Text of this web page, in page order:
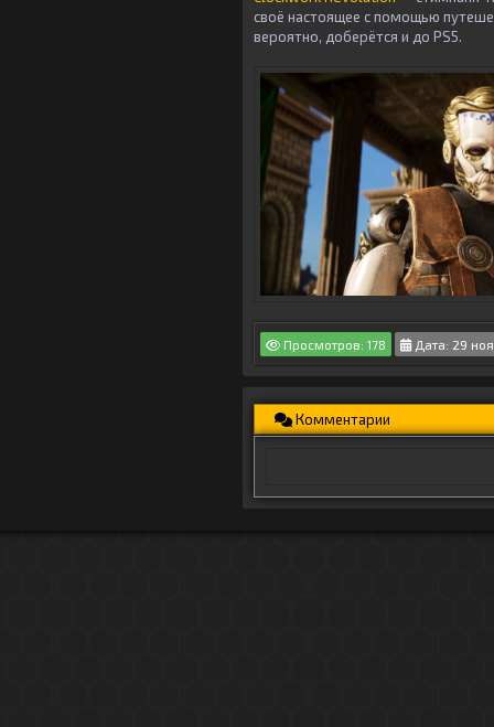
своё настоящее с помощью
вероятно, доберётся и до PS5.
Просмотров: 178 Дата: 29
Комментарии